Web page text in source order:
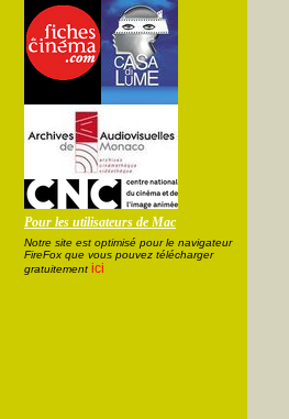
Pour les utilisateurs de Mac
Notre site est optimisé pour le navigateur
FireFox que vous pouvez télécharger
gratuitement ici